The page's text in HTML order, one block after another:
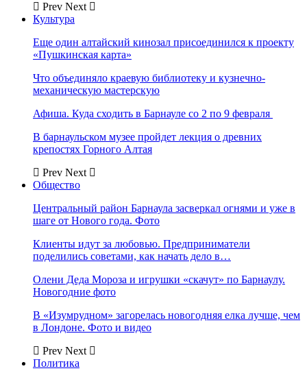
Prev Next
Культура
Еще один алтайский кинозал присоединился к проекту
«Пушкинская карта»
Что объединяло краевую библиотеку и кузнечно-
механическую мастерскую
Афиша. Куда сходить в Барнауле со 2 по 9 февраля
В барнаульском музее пройдет лекция о древних
крепостях Горного Алтая
Prev Next
Общество
Центральный район Барнаула засверкал огнями и уже в
шаге от Нового года. Фото
Клиенты идут за любовью. Предприниматели
поделились советами, как начать дело в…
Олени Деда Мороза и игрушки «скачут» по Барнаулу.
Новогодние фото
В «Изумрудном» загорелась новогодняя елка лучше, чем
в Лондоне. Фото и видео
Prev Next
Политика